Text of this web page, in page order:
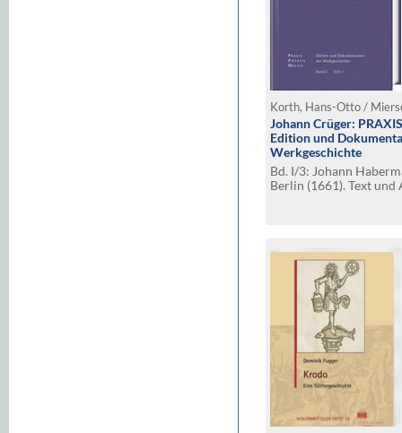
Korth, Hans-Otto /
Johann Crüger:
Edition und
Werkgeschichte
Bd. I/3: Johann
Berlin (1661). Text und